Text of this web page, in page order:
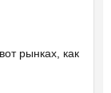
рынках, как